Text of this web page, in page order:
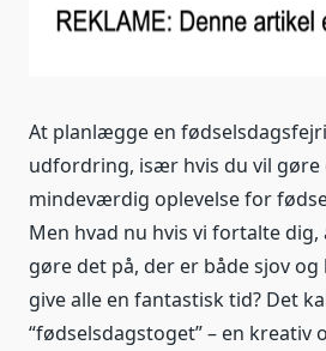
At planlægge en
udfordring, især hvis du vil gøre
mindeværdig oplevelse for
Men hvad nu hvis vi fortalte
gøre det på, der er både sjov
give alle en fantastisk tid? Det
“fødselsdagstoget” – en kreativ